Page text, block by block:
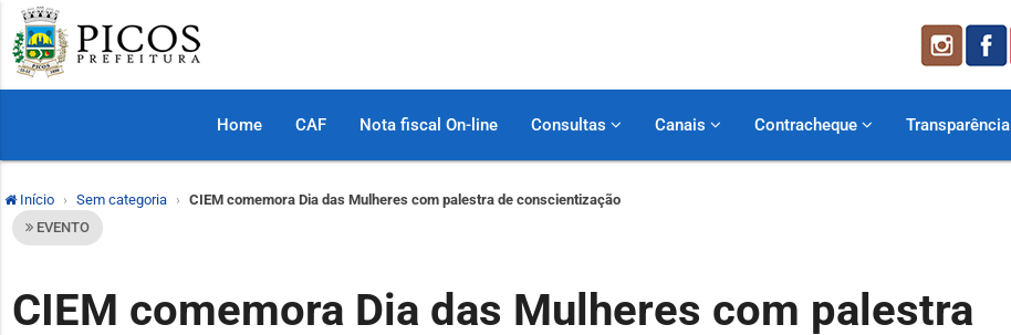
Home CAF Nota fiscal On-line Consultas Canais Contracheque Transparência
Início Sem categoria
CIEM comemora Dia das Mulheres com palestra de conscientização
EVENTO
CIEM comemora Dia das Mulheres com palestra